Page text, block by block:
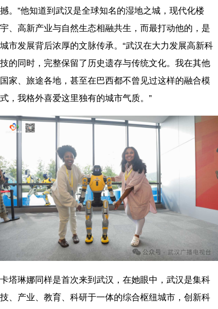
撼。”他知道到武汉是全球知名的湿地之城，现代化楼
宇、高新产业与自然生态相融共生，而最打动他的，是
城市发展背后浓厚的文脉传承。“武汉在大力发展高新科
技的同时，完整保留了历史遗存与传统文化。我在其他
国家、旅途各地，甚至在巴西都不曾见过这样的融合模
式，我格外喜爱这里独有的城市气质。”
卡塔琳娜同样是首次来到武汉，在她眼中，武汉是集科
技、产业、教育、科研于一体的综合枢纽城市，创新科